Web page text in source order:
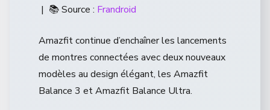
| 📚 Source : Frandroid
Amazfit continue d’enchaîner les lancements
de montres connectées avec deux nouveaux
modèles au design élégant, les Amazfit
Balance 3 et Amazfit Balance Ultra.